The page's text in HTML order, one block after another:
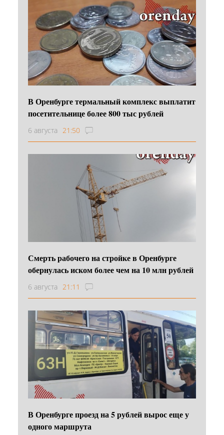
В Оренбурге термальный комплекс выплатит
посетительнице более 800 тыс рублей
6 августа 21:50
Смерть рабочего на стройке в Оренбурге
обернулась иском более чем на 10 млн рублей
6 августа 21:11
В Оренбурге проезд на 5 рублей вырос еще у
одного маршрута